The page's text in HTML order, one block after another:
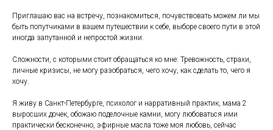
Приглашаю вас на встречу, познакомиться, почувствовать можем ли мы
быть попутчиками в вашем путешествии к себе, выборе своего пути в этой
иногда запутанной и непростой жизни.
Сложности, с которыми стоит обращаться ко мне: Тревожность, страхи,
личные кризисы, не могу разобраться, чего хочу, как сделать то, чего я
хочу.
Я живу в Санкт-Петербурге, психолог и нарративный практик, мама 2
выросших дочек, обожаю поделочные камни, могу любоваться ими
практически бесконечно, эфирные масла тоже моя любовь, сейчас